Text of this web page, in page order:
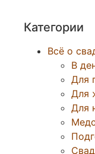
Категории
Всё о
В
Для
Для
Для